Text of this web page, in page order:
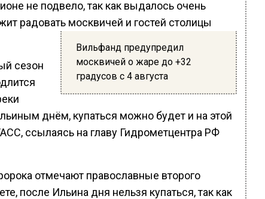
не подвело, так как выдалось очень
радовать москвичей и гостей столицы
Вильфанд предупредил
москвичей о жаре до +32
градусов с 4 августа
сезон
днём, купаться можно будет и на этой
ссылаясь на главу Гидрометцентра РФ
отмечают православные второго
после Ильина дня нельзя купаться, так как